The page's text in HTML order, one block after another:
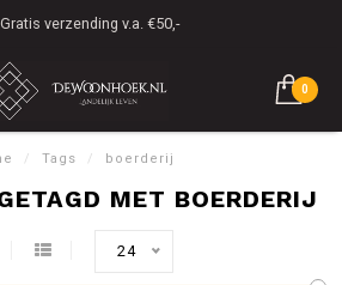
Gratis verzending v.a. €50,-
0
/ Tags / boerderij
MET BOERDERIJ
24